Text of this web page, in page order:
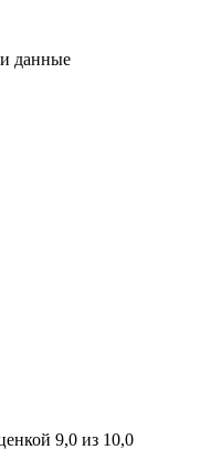
данные
9,0 из 10,0